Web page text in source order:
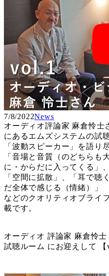
7/8/2022News
オーディオ評論家 麻倉怜士
にあるエムズシステムの試
「波動スピーカー」を語り
「音場と音質（のどちらも
に・からだに入ってくる」、
「空間に拡散」、「耳で聴
だ全体で感じる（情緒）」
などのクオリティオブライ
載です。
オーディオ 評論家 麻倉怜
試聴ルーム にお迎えして 【